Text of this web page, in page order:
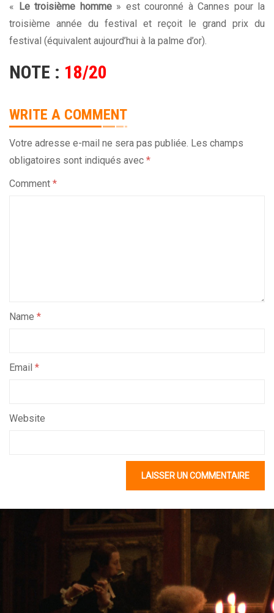
« Le troisième homme» est couronné à Cannes pour la
troisième année du festival et reçoit le grand prix du
festival (équivalent aujourd’hui à la palme d’or).
NOTE : 18/20
WRITE A COMMENT
Votre adresse e-mail ne sera pas publiée. Les champs
obligatoires sont indiqués avec *
Comment *
Name *
Email *
Website